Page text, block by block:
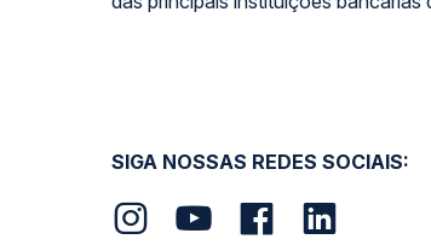
SIGA NOSSAS REDES SOCIAIS: